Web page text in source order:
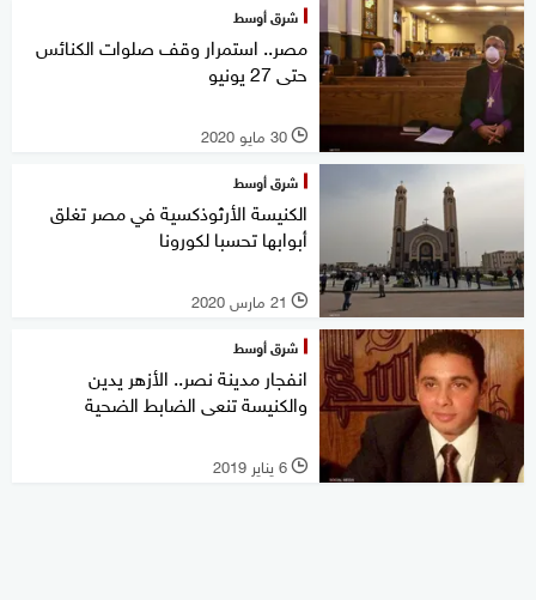
شرق أوسط
مصر.. استمرار وقف صلوات الكنائس
حتى 27 يونيو
l 30 مايو 2020
شرق أوسط
الكنيسة الأرثوذكسية في مصر تغلق
أبوابها تحسبا لكورونا
l 21 مارس 2020
شرق أوسط
انفجار مدينة نصر.. الأزهر يدين
والكنيسة تنعى الضابط الضحية
l 6 يناير 2019